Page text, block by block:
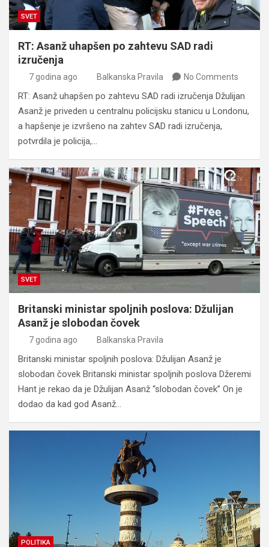
SVET
RT: Asanž uhapšen po zahtevu SAD radi
izručenja
7 godina ago Balkanska Pravila No Comments
RT: Asanž uhapšen po zahtevu SAD radi izručenja Džulijan
Asanž je priveden u centralnu policijsku stanicu u Londonu,
a hapšenje je izvršeno na zahtev SAD radi izručenja,
potvrdila je policija,…
SVET
Britanski ministar spoljnih poslova: Džulijan
Asanž je slobodan čovek
7 godina ago Balkanska Pravila
Britanski ministar spoljnih poslova: Džulijan Asanž je
slobodan čovek Britanski ministar spoljnih poslova Džeremi
Hant je rekao da je Džulijan Asanž “slobodan čovek” On je
dodao da kad god Asanž…
POLITIKA